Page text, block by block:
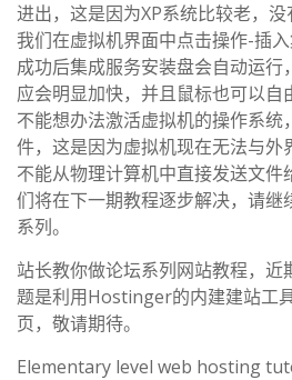
进出，这是因为XP系统比较老，没
我们在虚拟机界面中点击操作-插
成功后集成服务安装盘会自动运行
应会明显加快，并且鼠标也可以
不能想办法激活虚拟机的操作系
件，这是因为虚拟机现在无法与外
不能从物理计算机中直接发送文
们将在下一期教程逐步解决，请
系列。
站长教你做论坛系列网站教程，近
题是利用Hostinger的内建建站工
页，敬请期待。
Elementary level web hosting